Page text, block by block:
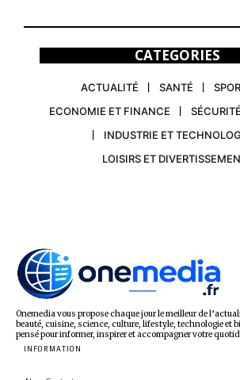
CATEGORIES
ACTUALITÉ SANTÉ
ECONOMIE ET FINANCE
INDUSTRIE ET
LOISIRS ET
Onemedia vous propose chaque jour le meilleur de
beauté, cuisine, science, culture, lifestyle, technologie et
pensé pour informer, inspirer et accompagner votre
INFORMATION